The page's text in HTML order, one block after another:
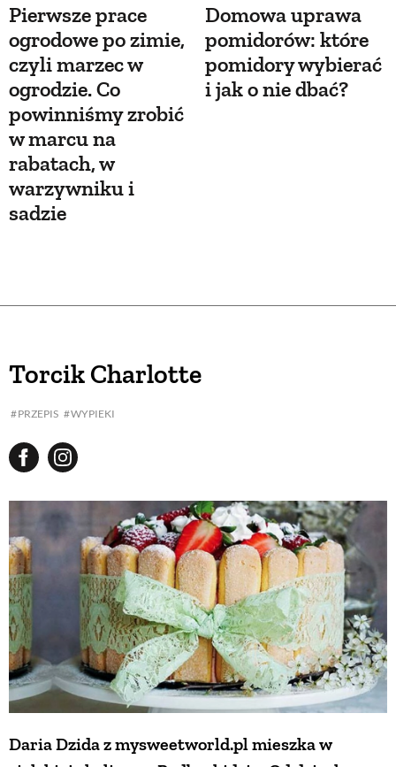
Pierwsze prace
ogrodowe po zimie,
czyli marzec w
ogrodzie. Co
powinniśmy zrobić
w marcu na
rabatach, w
warzywniku i
sadzie
Domowa uprawa
pomidorów: które
pomidory wybierać
i jak o nie dbać?
Torcik Charlotte
PRZEPIS WYPIEKI
Daria Dzida z mysweetworld.pl mieszka w